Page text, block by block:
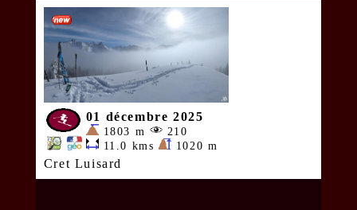
01 décembre 2025
1803 m
210
11.0 kms
1020 m
Cret Luisard